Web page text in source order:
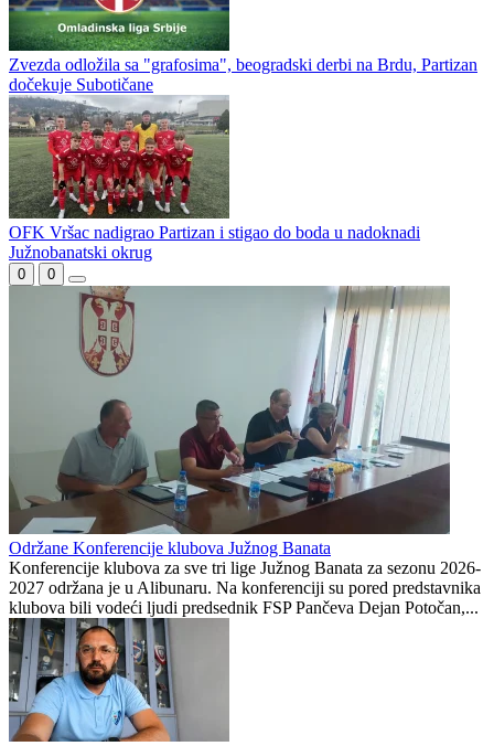
Zvezda odložila sa "grafosima", beogradski derbi na Brdu, Partizan
dočekuje Subotičane
OFK Vršac nadigrao Partizan i stigao do boda u nadoknadi
Južnobanatski okrug
0 0
Održane Konferencije klubova Južnog Banata
Konferencije klubova za sve tri lige Južnog Banata za sezonu 2026-
2027 održana je u Alibunaru. Na konferenciji su pored predstavnika
klubova bili vodeći ljudi predsednik FSP Pančeva Dejan Potočan,...